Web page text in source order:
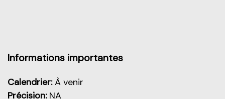
Informations importantes
Calendrier:À venir
Précision:NA